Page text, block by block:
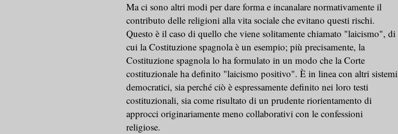
Ma ci sono altri modi per dare forma e incanalare normativamente il
contributo delle religioni alla vita sociale che evitano questi rischi.
Questo è il caso di quello che viene solitamente chiamato "laicismo", di
cui la Costituzione spagnola è un esempio; più precisamente, la
Costituzione spagnola lo ha formulato in un modo che la Corte
costituzionale ha definito "laicismo positivo". È in linea con altri sistemi
democratici, sia perché ciò è espressamente definito nei loro testi
costituzionali, sia come risultato di un prudente riorientamento di
approcci originariamente meno collaborativi con le confessioni
religiose.